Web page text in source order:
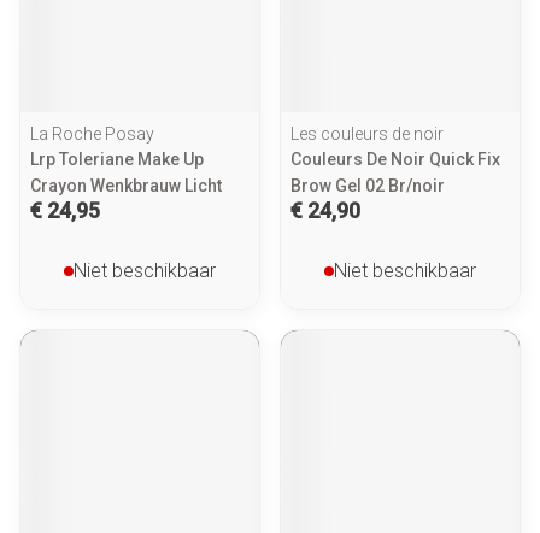
La Roche Posay
Lrp Toleriane Make Up
Crayon Wenkbrauw Licht
€ 24,95
Niet beschikbaar
Les couleurs de noir
Couleurs De Noir Quick Fix
Brow Gel 02 Br/noir
€ 24,90
Niet beschikbaar